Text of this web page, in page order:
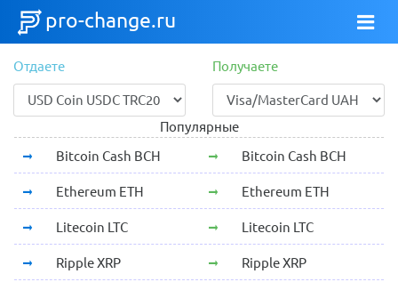
pro-change.ru
Отдаете Получаете
Популярные
Bitcoin Cash BCH
Bitcoin Cash BCH
Ethereum ETH Ethereum ETH
Litecoin LTC Litecoin LTC
Ripple XRP Ripple XRP